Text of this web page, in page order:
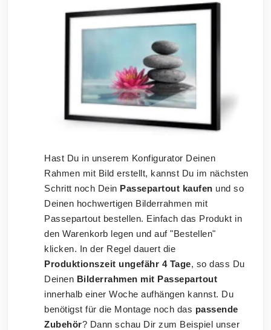
Hast Du in unserem Konfigurator Deinen
Rahmen mit Bild erstellt, kannst Du im nächsten
Schritt noch Dein Passepartout kaufen und so
Deinen hochwertigen Bilderrahmen mit
Passepartout bestellen. Einfach das Produkt in
den Warenkorb legen und auf "Bestellen"
klicken. In der Regel dauert die
Produktionszeit ungefähr 4 Tage, so dass Du
Deinen Bilderrahmen mit Passepartout
innerhalb einer Woche aufhängen kannst. Du
benötigst für die Montage noch das passende
Zubehör? Dann schau Dir zum Beispiel unser